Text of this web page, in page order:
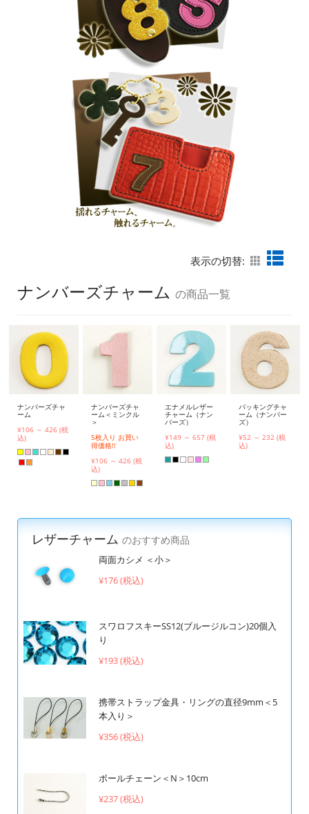
表示の切替:
ナンバーズチャーム の商品一覧
ナンバーズチャ
ーム
¥106 ～ 426 (税
込)
ナンバーズチャ
ーム＜ミンクル
＞
5枚入り お買い
得価格!!
¥106 ～ 426 (税
込)
エナメルレザー
チャーム（ナン
バーズ）
¥149 ～ 657 (税
込)
バッキングチャ
ーム（ナンバー
ズ）
¥52 ～ 232 (税
込)
レザーチャーム のおすすめ商品
両面カシメ ＜小＞
¥176 (税込)
スワロフスキーSS12(ブルージルコン)20個入
り
¥193 (税込)
携帯ストラップ金具・リングの直径9mm＜5
本入り＞
¥356 (税込)
ボールチェーン＜N＞10cm
¥237 (税込)